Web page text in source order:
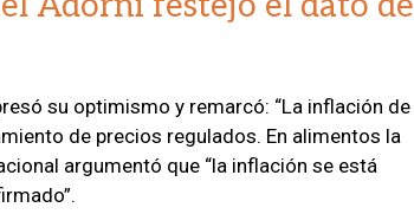
su optimismo y remarcó: “La inflación de
de precios regulados. En alimentos la
argumentó que “la inflación se está